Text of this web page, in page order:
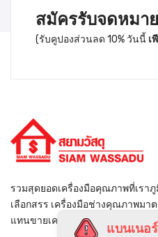
สมัครรับจดหมา
(รับคูปองส่วนลด 10% วันนี้ เ
รวมสุดยอดเครื่องมือคุณภาพที่เรา
เลือกสรร เครื่องมือช่างคุณภาพมา
แทนขายเครื่องมือช่างรายใหญ่ของ
แบนเนอ